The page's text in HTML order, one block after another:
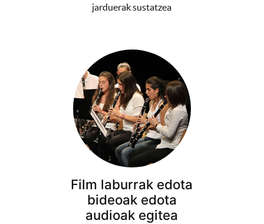
jarduerak sustatzea
Film laburrak edota
bideoak edota
audioak egitea